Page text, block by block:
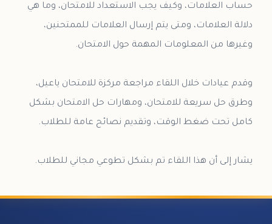
حساب العلامات، وكيف يجب الاستعداد للامتحان، وما هي
دلالة العلامات، ومتى يتم إرسال العلامات للممتحنين،
وقدم عيادات خلال اللقاء مراجعة مركزة للامتحان ياعيل،
وطرق حل سريعة للامتحان، ومهارات حل الامتحان بشكل
يشار إلى أن هذا اللقاء تم بشكل تطوعي مجاني للطلاب.